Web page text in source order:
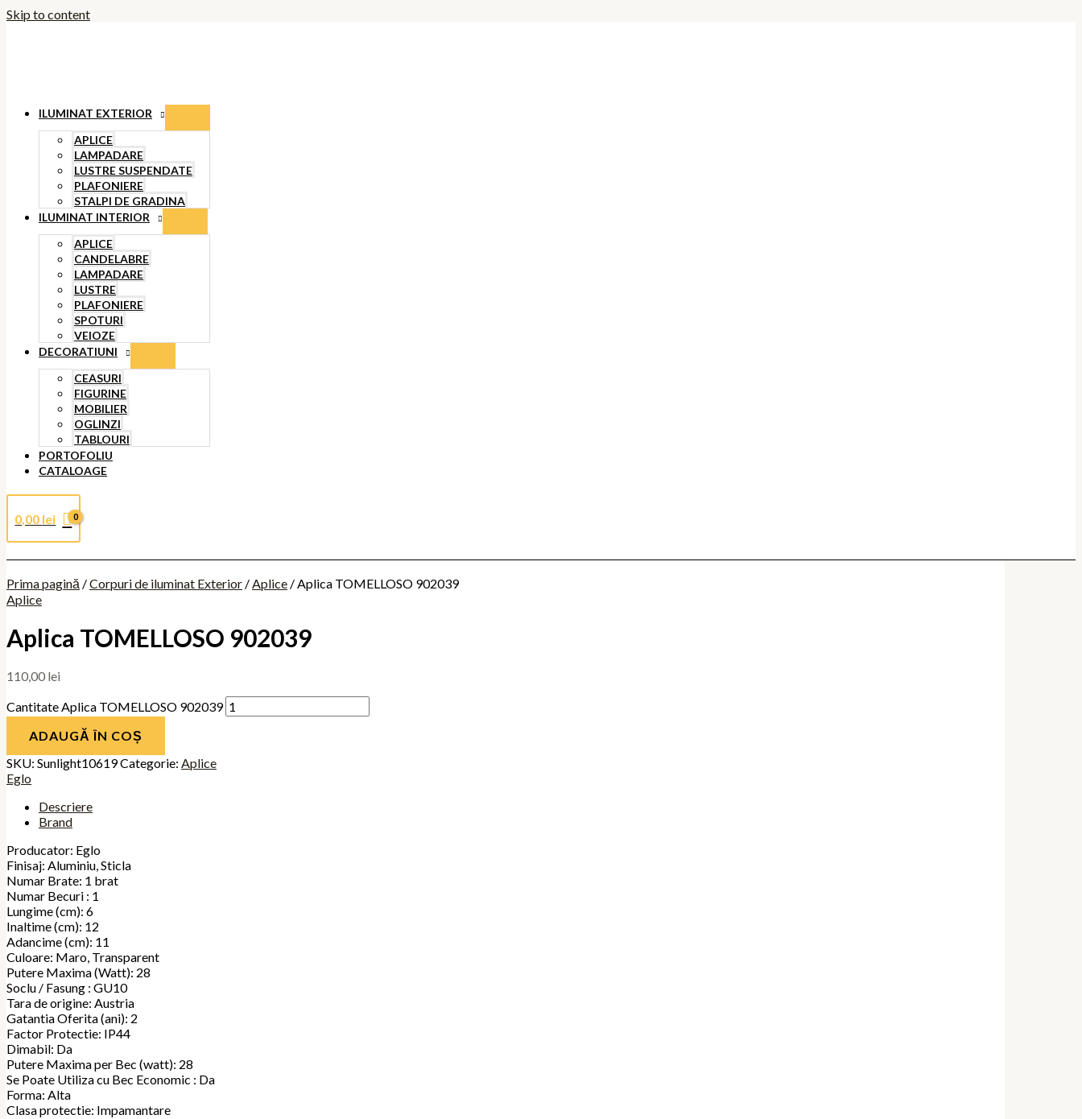
Skip to content
ILUMINAT EXTERIOR
APLICE
LAMPADARE
LUSTRE SUSPENDATE
PLAFONIERE
STALPI DE GRADINA
ILUMINAT INTERIOR
APLICE
CANDELABRE
LAMPADARE
LUSTRE
PLAFONIERE
SPOTURI
VEIOZE
DECORATIUNI
CEASURI
FIGURINE
MOBILIER
OGLINZI
TABLOURI
PORTOFOLIU
CATALOAGE
0,00 lei
Prima pagină /Corpuri de iluminat Exterior /Aplice / Aplica TOMELLOSO 902039
Aplice
Aplica TOMELLOSO 902039
110,00 lei
Cantitate Aplica TOMELLOSO 902039
ADAUGĂ ÎN COȘ
SKU: Sunlight10619Categorie: Aplice
Eglo
Descriere
Brand
Producator: Eglo
Finisaj: Aluminiu, Sticla
Numar Brate: 1 brat
Numar Becuri : 1
Lungime (cm): 6
Inaltime (cm): 12
Adancime (cm): 11
Culoare: Maro, Transparent
Putere Maxima (Watt): 28
Soclu / Fasung : GU10
Tara de origine: Austria
Gatantia Oferita (ani): 2
Factor Protectie: IP44
Dimabil: Da
Putere Maxima per Bec (watt): 28
Se Poate Utiliza cu Bec Economic : Da
Forma: Alta
Clasa protectie: Impamantare